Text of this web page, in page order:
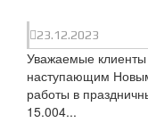
23.12.2023
Уважаемые
наступающим
работы в
15.004...